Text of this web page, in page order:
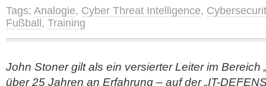
Tags: Analogie, Cyber Threat Intelligence,
Fußball , Training
John Stoner gilt als ein versierter Leiter im Bereich
über 25 Jahren an Erfahrung – auf der „IT-